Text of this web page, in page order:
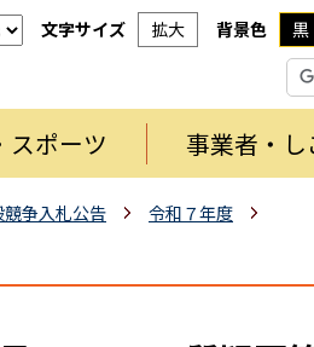
文字サイズ 拡大 背景色 黒
スポーツ 事業者・し
競争入札公告
令和７年度